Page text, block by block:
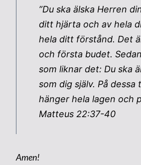
”Du ska älska Herren
ditt hjärta och av hela
hela ditt förstånd. Det
och första budet.
som liknar det: Du ska
som dig själv. På dessa
hänger hela lagen och
Matteus 22:37-40
Amen!